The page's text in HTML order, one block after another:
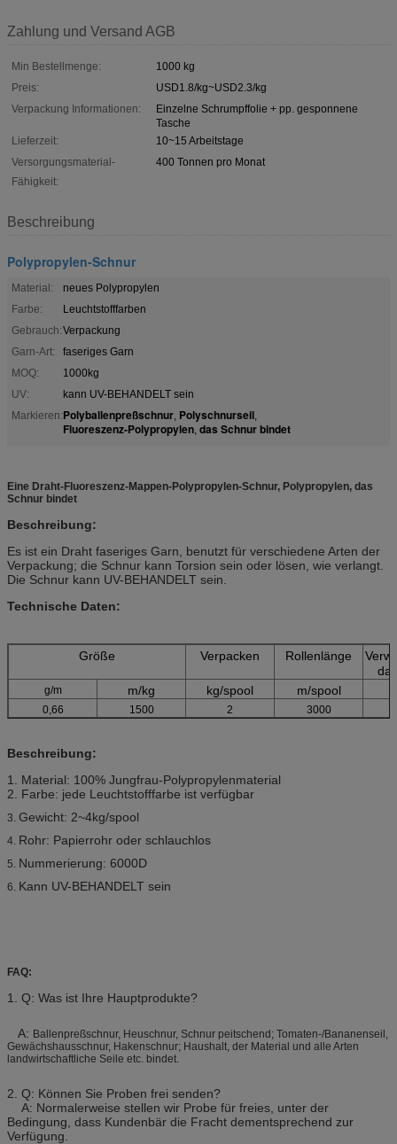
Zahlung und Versand AGB
Min Bestellmenge:
1000 kg
Preis:
USD1.8/kg~USD2.3/kg
Verpackung Informationen:
Einzelne Schrumpffolie + pp. gesponnene
Tasche
Lieferzeit:
10~15 Arbeitstage
Versorgungsmaterial-
Fähigkeit:
400 Tonnen pro Monat
Beschreibung
Polypropylen-Schnur
Material:
neues Polypropylen
Farbe:
Leuchtstofffarben
Gebrauch:Verpackung
Garn-Art:
faseriges Garn
MOQ:
1000kg
UV:
kann UV-BEHANDELT sein
Markieren:Polyballenpreßschnur, Polyschnurseil,
Fluoreszenz-Polypropylen, das Schnur bindet
Eine Draht-Fluoreszenz-Mappen-Polypropylen-Schnur, Polypropylen, das
Schnur bindet
Beschreibung:
Es ist ein Draht faseriges Garn, benutzt für verschiedene Arten der
Verpackung; die Schnur kann Torsion sein oder lösen, wie verlangt.
Die Schnur kann UV-BEHANDELT sein.
Technische Daten:
Größe Verpacken Rollenlänge
g/m m/kg kg/spool m/spool
0,66 1500 2 3000
Beschreibung:
1. Material: 100% Jungfrau-Polypropylenmaterial
2. Farbe: jede Leuchtstofffarbe ist verfügbar
3. Gewicht: 2~4kg/spool
4. Rohr: Papierrohr oder schlauchlos
5. Nummerierung: 6000D
6. Kann UV-BEHANDELT sein
FAQ:
1. Q: Was ist Ihre Hauptprodukte?
A: Ballenpreßschnur, Heuschnur, Schnur peitschend; Tomaten-/Bananenseil,
Gewächshausschnur, Hakenschnur; Haushalt, der Material und alle Arten
landwirtschaftliche Seile etc. bindet.
2. Q: Können Sie Proben frei senden?
A: Normalerweise stellen wir Probe für freies, unter der
Bedingung, dass Kundenbär die Fracht dementsprechend zur
Verfügung.